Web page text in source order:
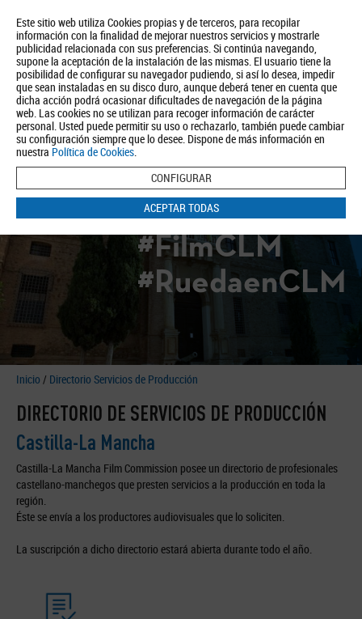
Este sitio web utiliza Cookies propias y de terceros, para recopilar
información con la finalidad de mejorar nuestros servicios y mostrarle
publicidad relacionada con sus preferencias. Si continúa navegando,
supone la aceptación de la instalación de las mismas. El usuario tiene la
posibilidad de configurar su navegador pudiendo, si así lo desea, impedir
que sean instaladas en su disco duro, aunque deberá tener en cuenta que
dicha acción podrá ocasionar dificultades de navegación de la página
web. Las cookies no se utilizan para recoger información de carácter
personal. Usted puede permitir su uso o rechazarlo, también puede cambiar
su configuración siempre que lo desee. Dispone de más información en
nuestra Política de Cookies.
CONFIGURAR
ACEPTAR TODAS
Quiénes somos Turismo Política de Privacidad Aviso Legal
Política de Cookies
BUSCAR
#FilmCLM
#RuedaenCLM
Inicio / Directorio Servicios de Producción
DIRECTORIO DE SERVICIOS DE PRODUCCIÓN
Castilla-La Mancha
Castilla-La Mancha Film Commission posee un directorio de profesionales
castellano-manchegos que presten servicios a la producción en toda la
región.
Éste se envía a los productores audiovisuales que lo soliciten.
La suscripción a dicho directorio estará abierta durante todo el año.